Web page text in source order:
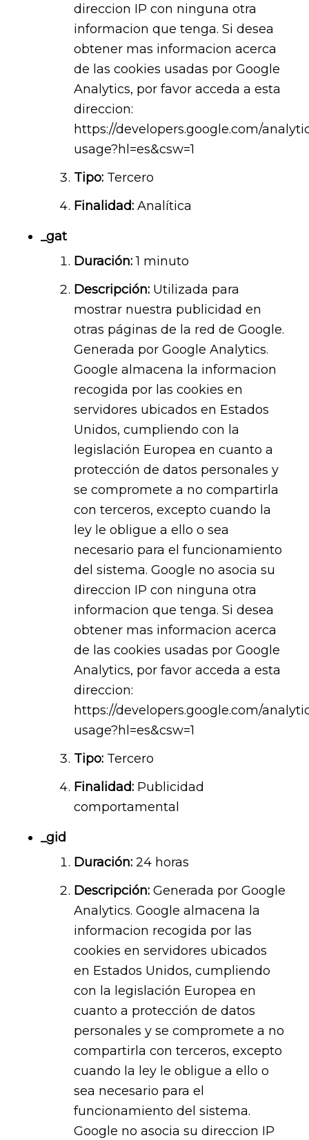
direccion IP con ninguna otra
informacion que tenga. Si desea
obtener mas informacion acerca
de las cookies usadas por Google
Analytics, por favor acceda a esta
direccion:
https://developers.google.com/
usage?hl=es&csw=1
Tipo:Tercero
Finalidad:Analítica
_gat
Duración:1 minuto
Descripción:Utilizada para
mostrar nuestra publicidad en
otras páginas de la red de Google.
Generada por Google Analytics.
Google almacena la informacion
recogida por las cookies en
servidores ubicados en Estados
Unidos, cumpliendo con la
legislación Europea en cuanto a
protección de datos personales y
se compromete a no compartirla
con terceros, excepto cuando la
ley le obligue a ello o sea
necesario para el funcionamiento
del sistema. Google no asocia su
direccion IP con ninguna otra
informacion que tenga. Si desea
obtener mas informacion acerca
de las cookies usadas por Google
Analytics, por favor acceda a esta
direccion:
https://developers.google.com/
usage?hl=es&csw=1
Tipo:Tercero
Finalidad:Publicidad
comportamental
_gid
Duración:24 horas
Descripción:Generada por Google
Analytics. Google almacena la
informacion recogida por las
cookies en servidores ubicados
en Estados Unidos, cumpliendo
con la legislación Europea en
cuanto a protección de datos
personales y se compromete a no
compartirla con terceros, excepto
cuando la ley le obligue a ello o
sea necesario para el
funcionamiento del sistema.
Google no asocia su direccion IP